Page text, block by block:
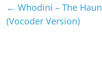
← Whodini – The
(Vocoder Version)